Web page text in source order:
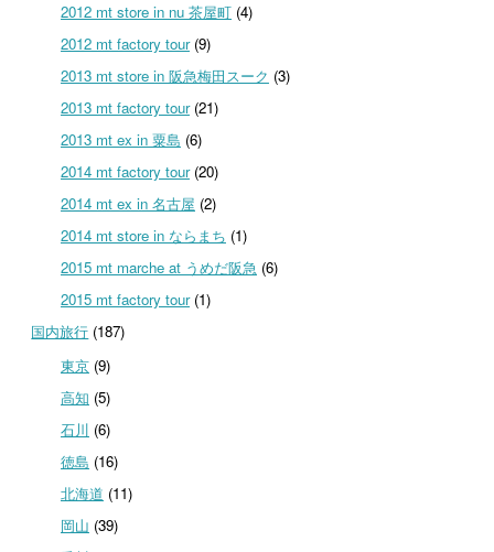
2012 mt store in nu 茶屋町(4)
2012 mt factory tour(9)
2013 mt store in 阪急梅田スーク (3)
2013 mt factory tour(21)
2013 mt ex in 粟島 (6)
2014 mt factory tour(20)
2014 mt ex in 名古屋 (2)
2014 mt store in ならまち (1)
2015 mt marche at うめだ阪急 (6)
2015 mt factory tour(1)
国内旅行 (187)
東京(9)
高知 (5)
石川 (6)
徳島 (16)
北海道 (11)
岡山 (39)